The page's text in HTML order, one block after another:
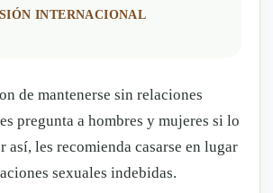
INTERNACIONAL
de mantenerse sin relaciones
pregunta a hombres y mujeres si lo
así, les recomienda casarse en lugar
sexuales indebidas.